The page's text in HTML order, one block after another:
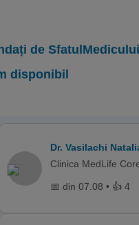
de
disponibil
Dr. Vasilachi
Clinica MedLife
📅 din 07.08 • 👍 4